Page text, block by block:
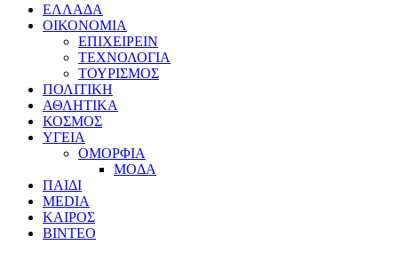
ΕΛΛΑΔΑ
ΟΙΚΟΝΟΜΙΑ
ΕΠΙΧΕΙΡΕΙΝ
ΤΕΧΝΟΛΟΓΙΑ
ΤΟΥΡΙΣΜΟΣ
ΠΟΛΙΤΙΚΗ
ΑΘΛΗΤΙΚΑ
ΚΟΣΜΟΣ
ΥΓΕΙΑ
ΟΜΟΡΦΙΑ
ΜΟΔΑ
ΠΑΙΔΙ
MEDIA
ΚΑΙΡΟΣ
ΒΙΝΤΕΟ